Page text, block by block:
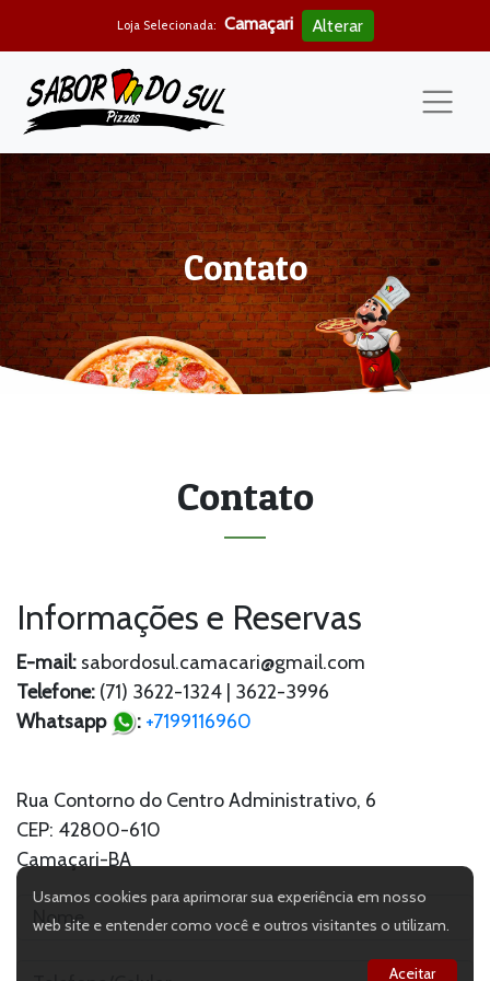
Loja Selecionada: Camaçari Alterar
Contato
Contato
Informações e Reservas
E-mail: sabordosul.camacari@gmail.com
Telefone: (71) 3622-1324 | 3622-3996
Whatsapp
: +7199116960
Rua Contorno do Centro Administrativo, 6
CEP: 42800-610
Camaçari-BA
Usamos cookies para aprimorar sua experiência em nosso
web site e entender como você e outros visitantes o utilizam.
Aceitar